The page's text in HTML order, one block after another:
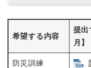
希望する内容
提
月】
防災訓練